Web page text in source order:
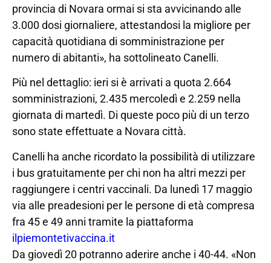
provincia di Novara ormai si sta avvicinando alle
3.000 dosi giornaliere, attestandosi la migliore per
capacità quotidiana di somministrazione per
numero di abitanti», ha sottolineato Canelli.
Più nel dettaglio: ieri si è arrivati a quota 2.664
somministrazioni, 2.435 mercoledì e 2.259 nella
giornata di martedì. Di queste poco più di un terzo
sono state effettuate a Novara città.
Canelli ha anche ricordato la possibilità di utilizzare
i bus gratuitamente per chi non ha altri mezzi per
raggiungere i centri vaccinali. Da lunedì 17 maggio
via alle preadesioni per le persone di età compresa
fra 45 e 49 anni tramite la piattaforma
ilpiemontetivaccina.it
Da giovedì 20 potranno aderire anche i 40-44. «Non